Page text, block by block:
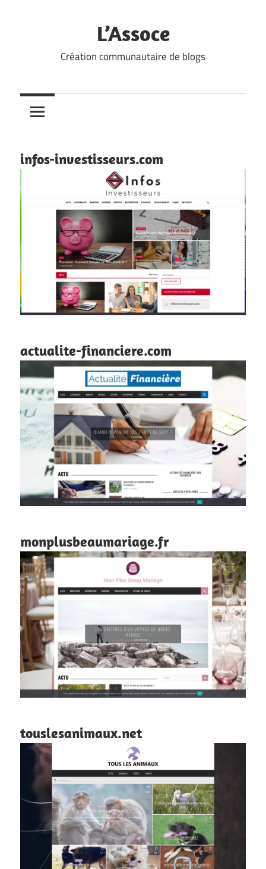
L’Assoce
Création communautaire de blogs
infos-investisseurs.com
actualite-financiere.com
monplusbeaumariage.fr
touslesanimaux.net